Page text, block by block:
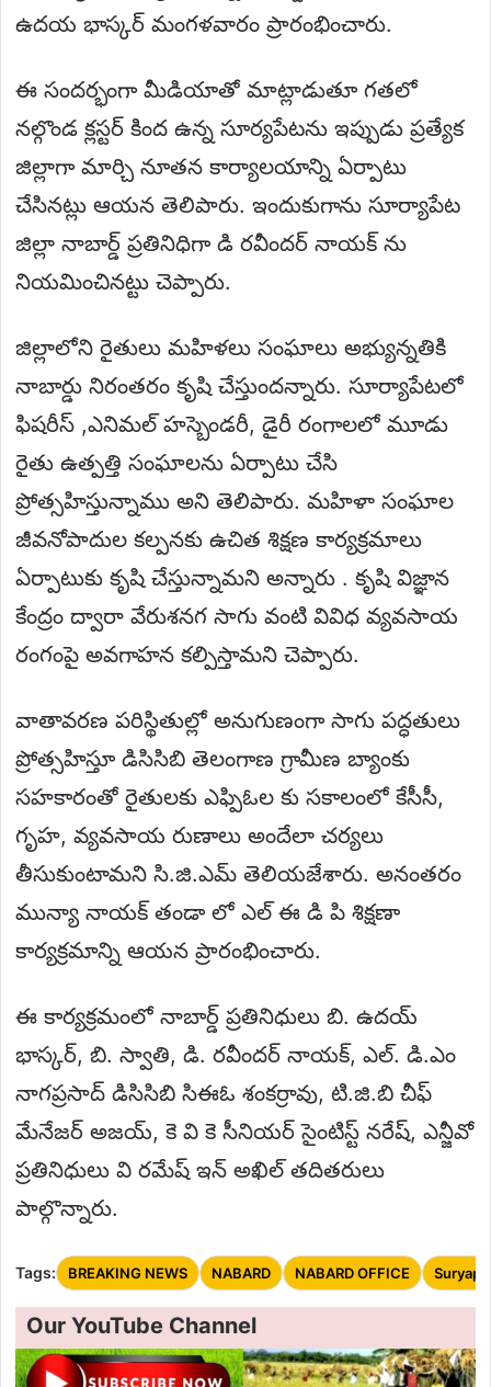
ఉదయ భాస్కర్ మంగళవారం ప్రారంభించారు.
ఈ సందర్భంగా మీడియాతో మాట్లాడుతూ గతలో
నల్గొండ క్లస్టర్ కింద ఉన్న సూర్యపేటను ఇప్పుడు ప్రత్యేక
జిల్లాగా మార్చి నూతన కార్యాలయాన్ని ఏర్పాటు
చేసినట్లు ఆయన తెలిపారు. ఇందుకుగాను సూర్యాపేట
జిల్లా నాబార్డ్ ప్రతినిధిగా డి రవీందర్ నాయక్ ను
నియమించినట్టు చెప్పారు.
జిల్లాలోని రైతులు మహిళలు సంఘాలు అభ్యున్నతికి
నాబార్డు నిరంతరం కృషి చేస్తుందన్నారు. సూర్యాపేటలో
ఫిషరీస్ ,ఎనిమల్ హస్బెండరీ, డైరీ రంగాలలో మూడు
రైతు ఉత్పత్తి సంఘాలను ఏర్పాటు చేసి
ప్రోత్సహిస్తున్నాము అని తెలిపారు. మహిళా సంఘాల
జీవనోపాదుల కల్పనకు ఉచిత శిక్షణ కార్యక్రమాలు
ఏర్పాటుకు కృషి చేస్తున్నామని అన్నారు . కృషి విజ్ఞాన
కేంద్రం ద్వారా వేరుశనగ సాగు వంటి వివిధ వ్యవసాయ
రంగంపై అవగాహన కల్పిస్తామని చెప్పారు.
వాతావరణ పరిస్థితుల్లో అనుగుణంగా సాగు పద్ధతులు
ప్రోత్సహిస్తూ డిసిసిబి తెలంగాణ గ్రామీణ బ్యాంకు
సహకారంతో రైతులకు ఎఫ్పిఓల కు సకాలంలో కేసీసీ,
గృహ, వ్యవసాయ రుణాలు అందేలా చర్యలు
తీసుకుంటామని సి.జి.ఎమ్ తెలియజేశారు. అనంతరం
మున్యా నాయక్ తండా లో ఎల్ ఈ డి పి శిక్షణా
కార్యక్రమాన్ని ఆయన ప్రారంభించారు.
ఈ కార్యక్రమంలో నాబార్డ్ ప్రతినిధులు బి. ఉదయ్
భాస్కర్, బి. స్వాతి, డి. రవీందర్ నాయక్, ఎల్. డి.ఎం
నాగప్రసాద్ డిసిసిబి సిఈఓ శంకర్రావు, టి.జి.బి చీఫ్
మేనేజర్ అజయ్, కె వి కె సీనియర్ సైంటిస్ట్ నరేష్, ఎన్జీవో
ప్రతినిధులు వి రమేష్ ఇన్ అఖిల్ తదితరులు
పాల్గొన్నారు.
Tags: BREAKING NEWS NABARD NABARD OFFICE
Our YouTube Channel